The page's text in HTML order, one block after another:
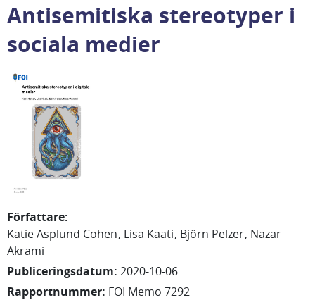
Antisemitiska stereotyper i
sociala medier
Författare:
KatieAsplund Cohen Lisa Kaati Björn Pelzer Nazar
Akrami
Publiceringsdatum: 2020-10-06
Rapportnummer: FOI Memo 7292